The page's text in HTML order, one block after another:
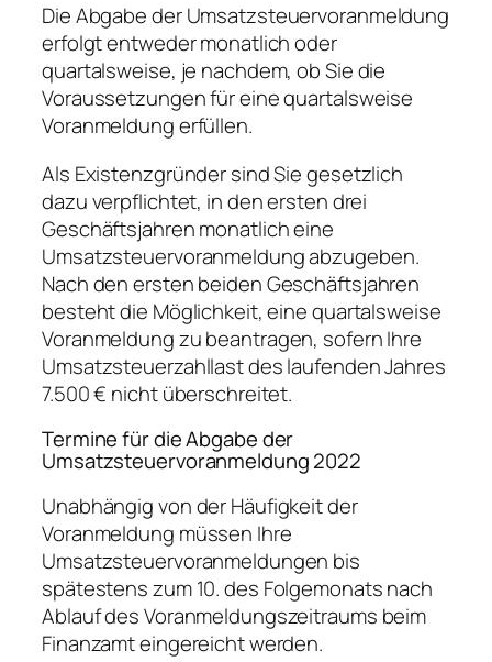
Die Abgabe der Umsatzsteuervoranmeldung
erfolgt entweder monatlich oder
quartalsweise, je nachdem, ob Sie die
Voraussetzungen für eine quartalsweise
Voranmeldung erfüllen.
Als Existenzgründer sind Sie gesetzlich
dazu verpflichtet, in den ersten drei
Geschäftsjahren monatlich eine
Umsatzsteuervoranmeldung abzugeben.
Nach den ersten beiden Geschäftsjahren
besteht die Möglichkeit, eine quartalsweise
Voranmeldung zu beantragen, sofern Ihre
Umsatzsteuerzahllast des laufenden Jahres
7.500 € nicht überschreitet.
Termine für die Abgabe der
Umsatzsteuervoranmeldung 2022
Unabhängig von der Häufigkeit der
Voranmeldung müssen Ihre
Umsatzsteuervoranmeldungen bis
spätestens zum 10. des Folgemonats nach
Ablauf des Voranmeldungszeitraums beim
Finanzamt eingereicht werden.